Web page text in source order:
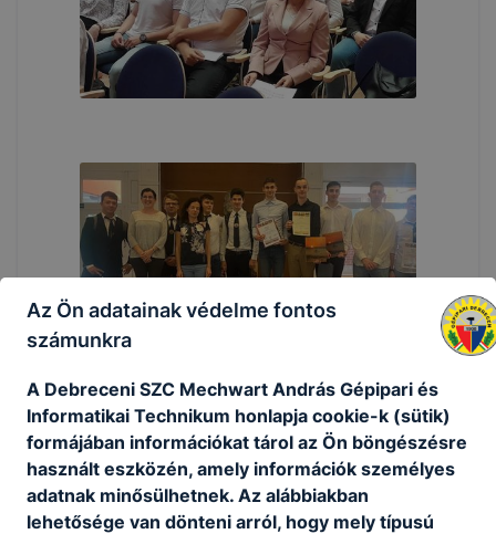
Az Ön adatainak védelme fontos
számunkra
A Debreceni SZC Mechwart András Gépipari és
Informatikai Technikum honlapja cookie-k (sütik)
formájában információkat tárol az Ön böngészésre
használt eszközén, amely információk személyes
adatnak minősülhetnek. Az alábbiakban
lehetősége van dönteni arról, hogy mely típusú